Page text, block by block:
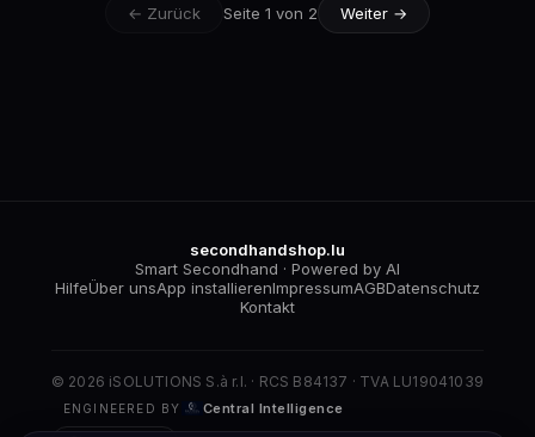
← Zurück Seite 1 von 2 Weiter →
secondhandshop.lu
Smart Secondhand · Powered by AI
HilfeÜber unsApp installierenImpressumAGBDatenschutz
Kontakt
© 2026 iSOLUTIONS S.à r.l. · RCS B84137 · TVA LU19041039
ENGINEERED BY Central Intelligence